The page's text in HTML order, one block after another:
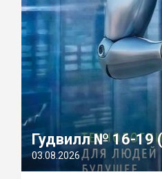
Гудвилл № 16-19
03.08.2026